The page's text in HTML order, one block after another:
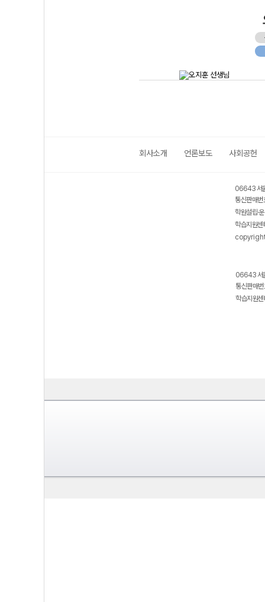
회사소개 언론보도 사회공헌
06643 서
통신판매
학원설립·
학습지원
06643 서
통신판매
학습지원